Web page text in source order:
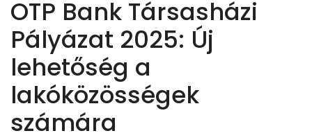
OTP Bank Társasházi
Pályázat 2025: Új
lehetőség a
lakóközösségek
számára